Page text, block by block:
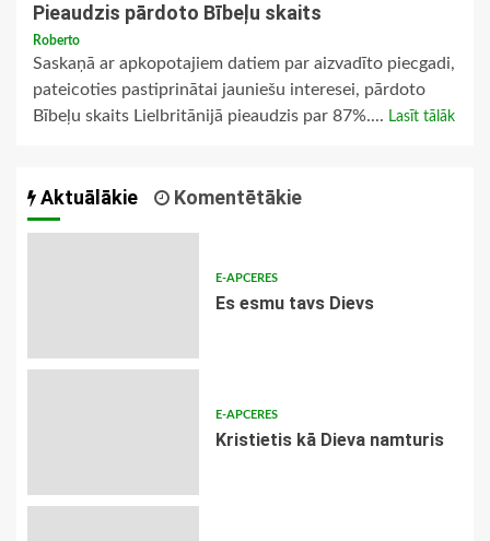
Pieaudzis pārdoto Bībeļu skaits
Roberto
Saskaņā ar apkopotajiem datiem par aizvadīto piecgadi,
pateicoties pastiprinātai jauniešu interesei, pārdoto
Bībeļu skaits Lielbritānijā pieaudzis par 87%.... Lasīt tālāk
Aktuālākie Komentētākie
E-APCERES
Es esmu tavs Dievs
E-APCERES
Kristietis kā Dieva namturis